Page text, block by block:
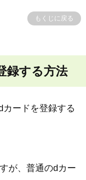
もくじに戻る
録する方法
ードを登録する
が、普通のdカー